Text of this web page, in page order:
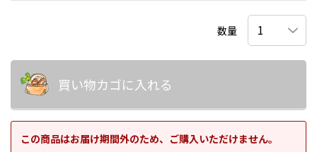
数量
買い物カゴに入れる
この商品はお届け期間外のため、ご購入いただけません。